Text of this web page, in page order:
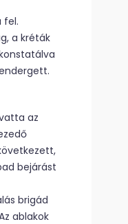
fel.
a kréták
az
bejárást
brigád
ablakok